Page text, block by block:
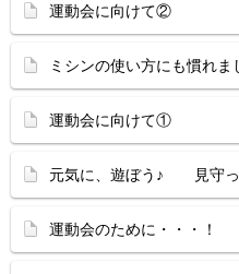
運動会に向けて②
ミシンの使い方にも慣れ
運動会に向けて①
元気に、遊ぼう♪ 見守っ
運動会のために・・・！